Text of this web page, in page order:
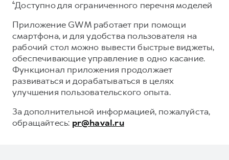
⁴Доступно для ограниченного перечня моделей
Приложение GWM работает при помощи
смартфона, и для удобства пользователя на
рабочий стол можно вывести быстрые виджеты,
обеспечивающие управление в одно касание.
Функционал приложения продолжает
развиваться и дорабатываться в целях
улучшения пользовательского опыта.
За дополнительной информацией, пожалуйста,
обращайтесь: pr@haval.ru